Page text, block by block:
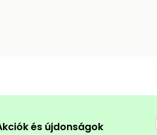
és újdonságok